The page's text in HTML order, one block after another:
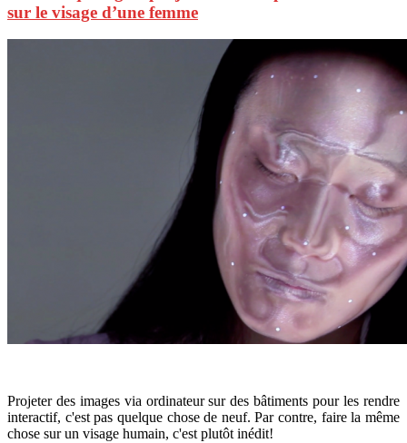
sur le visage d’une femme
Projeter des images via ordinateur sur des bâtiments pour les rendre
interactif, c'est pas quelque chose de neuf. Par contre, faire la même
chose sur un visage humain, c'est plutôt inédit!